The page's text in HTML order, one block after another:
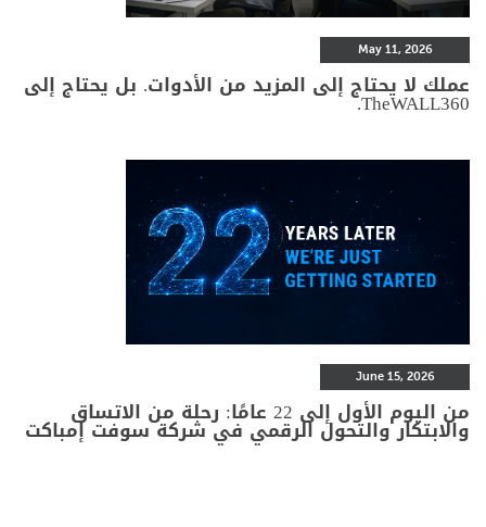
May 11, 2026
عملك لا يحتاج إلى المزيد من الأدوات. بل يحتاج إلى
TheWALL360.
June 15, 2026
من اليوم الأول إلى 22 عامًا: رحلة من الاتساق
والابتكار والتحول الرقمي في شركة سوفت إمباكت